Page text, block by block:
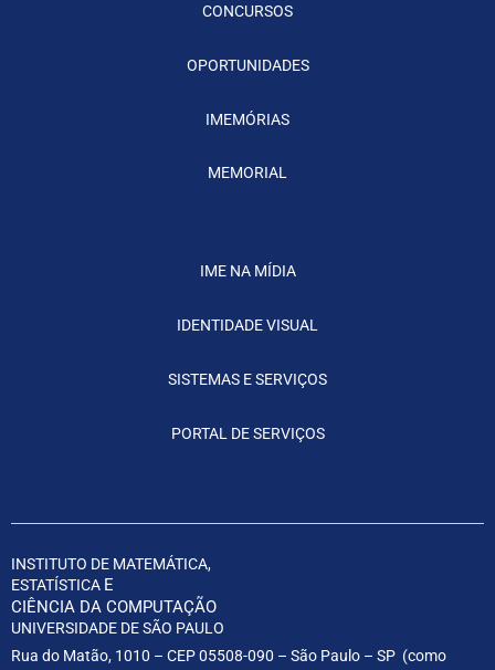
CONCURSOS
OPORTUNIDADES
IMEMÓRIAS
MEMORIAL
IME NA MÍDIA
IDENTIDADE VISUAL
SISTEMAS E SERVIÇOS
PORTAL DE SERVIÇOS
INSTITUTO DE MATEMÁTICA,
ESTATÍSTICA E
CIÊNCIA DA COMPUTAÇÃO
UNIVERSIDADE DE SÃO PAULO
Rua do Matão, 1010 – CEP 05508-090 – São Paulo – SP (como